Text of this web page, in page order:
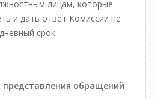
лицам, которые
и дать ответ Комиссии не
срок.
представления обращений